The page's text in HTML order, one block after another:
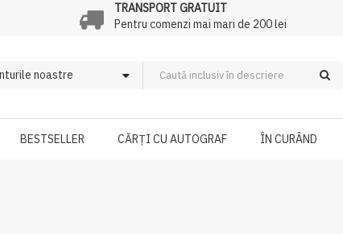
TRANSPORT GRATUIT
Pentru comenzi mai mari de 200 lei
BESTSELLER CĂRȚI CU AUTOGRAF ÎN CURÂND